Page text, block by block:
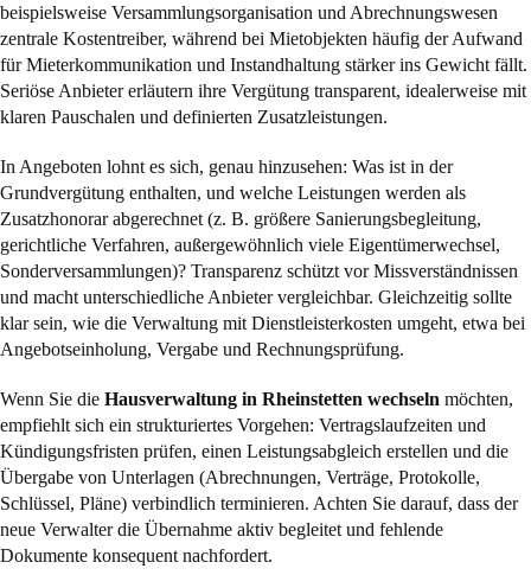
beispielsweise Versammlungsorganisation und Abrechnungswesen
zentrale Kostentreiber, während bei Mietobjekten häufig der Aufwand
für Mieterkommunikation und Instandhaltung stärker ins Gewicht fällt.
Seriöse Anbieter erläutern ihre Vergütung transparent, idealerweise mit
klaren Pauschalen und definierten Zusatzleistungen.
In Angeboten lohnt es sich, genau hinzusehen: Was ist in der
Grundvergütung enthalten, und welche Leistungen werden als
Zusatzhonorar abgerechnet (z. B. größere Sanierungsbegleitung,
gerichtliche Verfahren, außergewöhnlich viele Eigentümerwechsel,
Sonderversammlungen)? Transparenz schützt vor Missverständnissen
und macht unterschiedliche Anbieter vergleichbar. Gleichzeitig sollte
klar sein, wie die Verwaltung mit Dienstleisterkosten umgeht, etwa bei
Angebotseinholung, Vergabe und Rechnungsprüfung.
Wenn Sie die Hausverwaltung in Rheinstetten wechseln möchten,
empfiehlt sich ein strukturiertes Vorgehen: Vertragslaufzeiten und
Kündigungsfristen prüfen, einen Leistungsabgleich erstellen und die
Übergabe von Unterlagen (Abrechnungen, Verträge, Protokolle,
Schlüssel, Pläne) verbindlich terminieren. Achten Sie darauf, dass der
neue Verwalter die Übernahme aktiv begleitet und fehlende
Dokumente konsequent nachfordert.